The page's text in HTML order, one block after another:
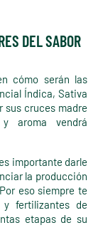
DEL SABOR
cómo serán las
Índica, Sativa
sus cruces madre
aroma vendrá
importante darle
la producción
eso siempre te
y fertilizantes de
etapas de su